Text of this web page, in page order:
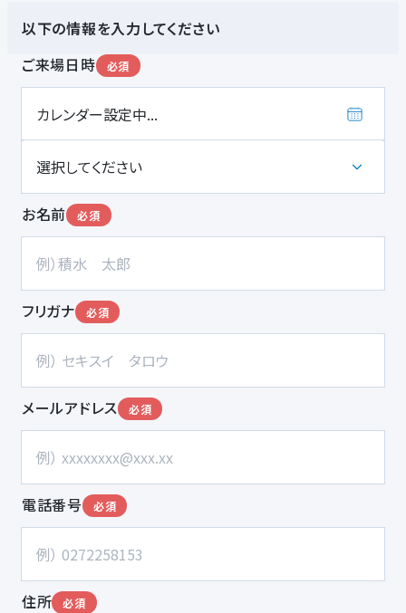
以下の情報を入力してください
必須
ご来場日時
必須
お名前
必須
フリガナ
必須
メールアドレス
必須
電話番号
必須
住所